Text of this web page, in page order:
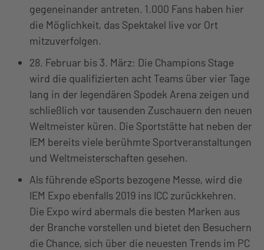
gegeneinander antreten. 1.000 Fans haben hier
die Möglichkeit, das Spektakel live vor Ort
mitzuverfolgen.
28. Februar bis 3. März: Die Champions Stage
wird die qualifizierten acht Teams über vier Tage
lang in der legendären Spodek Arena zeigen und
schließlich vor tausenden Zuschauern den neuen
Weltmeister küren. Die Sportstätte hat neben der
IEM bereits viele berühmte Sportveranstaltungen
und Weltmeisterschaften gesehen.
Als führende eSports bezogene Messe, wird die
IEM Expo ebenfalls 2019 ins ICC zurückkehren.
Die Expo wird abermals die besten Marken aus
der Branche vorstellen und bietet den Besuchern
die Chance, sich über die neuesten Trends im PC